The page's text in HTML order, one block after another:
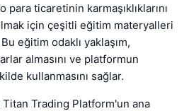
ticaretinin karmaşıklıklarını
için çeşitli eğitim materyalleri
eğitim odaklı yaklaşım,
almasını ve platformun
kullanmasını sağlar.
Trading Platform'un ana